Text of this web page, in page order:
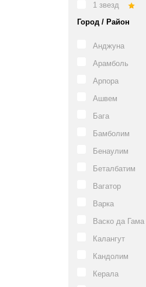
1 звезд
Город / Район
Анджуна
Арамболь
Арпора
Ашвем
Бага
Бамболим
Бенаулим
Беталбатим
Вагатор
Варка
Васко да Гама
Калангут
Кандолим
Керала